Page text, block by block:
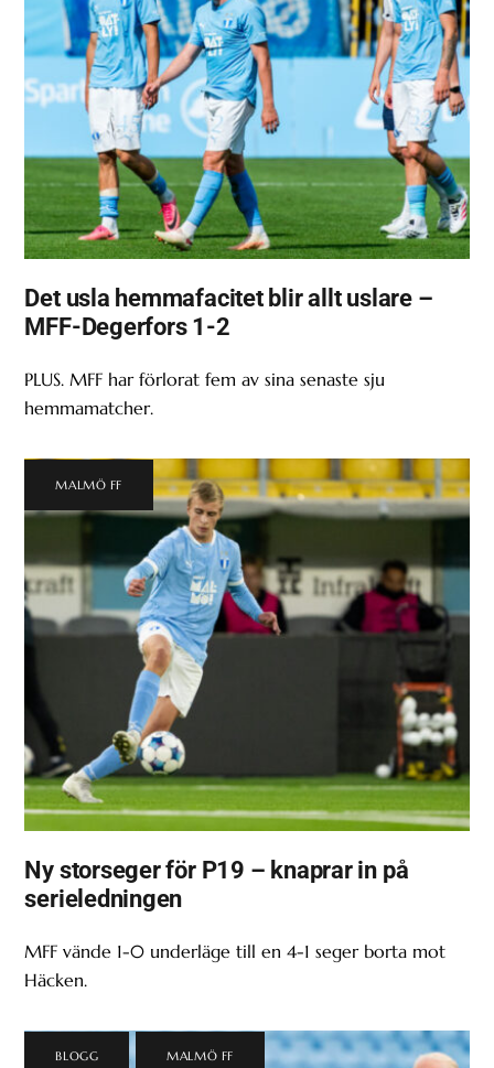
Det usla hemmafacitet blir allt uslare –
MFF-Degerfors 1-2
PLUS. MFF har förlorat fem av sina senaste sju
hemmamatcher.
MALMÖ FF
Ny storseger för P19 – knaprar in på
serieledningen
MFF vände 1-0 underläge till en 4-1 seger borta mot
Häcken.
BLOGG , MALMÖ FF